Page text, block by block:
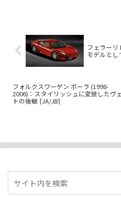
フェラーリ
モデルとし
フォルクスワーゲン ボーラ (1998-
2006)：スタイリッシュに変貌したヴ
トの後継 [JA/JB]